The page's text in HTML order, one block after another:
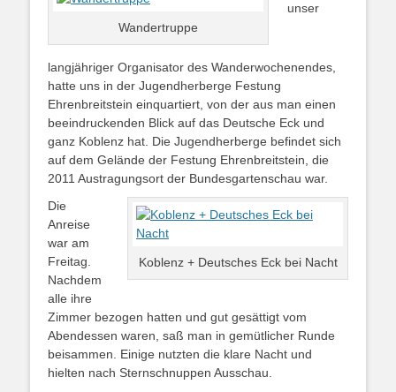
Wandertruppe
unser
langjähriger Organisator des Wanderwochenendes,
hatte uns in der Jugendherberge Festung
Ehrenbreitstein einquartiert, von der aus man einen
beeindruckenden Blick auf das Deutsche Eck und
ganz Koblenz hat. Die Jugendherberge befindet sich
auf dem Gelände der Festung Ehrenbreitstein, die
2011 Austragungsort der Bundesgartenschau war.
Koblenz + Deutsches Eck bei Nacht
Die
Anreise
war am
Freitag.
Nachdem
alle ihre
Zimmer bezogen hatten und gut gesättigt vom
Abendessen waren, saß man in gemütlicher Runde
beisammen. Einige nutzten die klare Nacht und
hielten nach Sternschnuppen Ausschau.